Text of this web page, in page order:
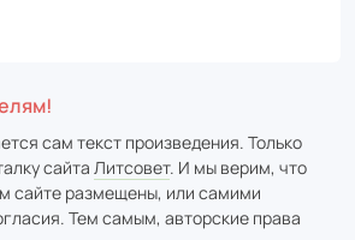
сам текст произведения. Только
сайта Литсовет. И мы верим, что
сайте размещены, или самими
Тем самым, авторские права